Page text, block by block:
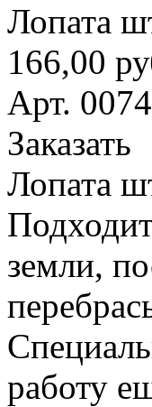
Лопата
166,00
Арт. 0074
Заказать
Лопата
земли,
работу